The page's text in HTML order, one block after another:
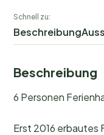
Schnell zu:
Beschreibung
Beschreibung
6 Personen
Erst 2016 erbautes